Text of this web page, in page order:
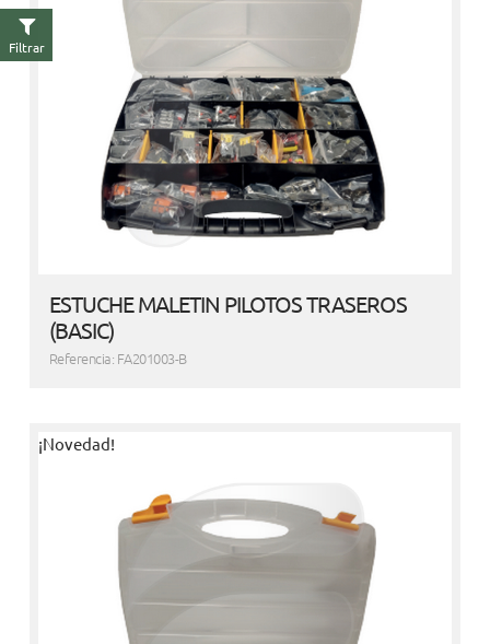
ESTUCHE MALETIN PILOTOS TRASEROS
(BASIC)
Referencia: FA201003-B
¡Novedad!
Filtrar